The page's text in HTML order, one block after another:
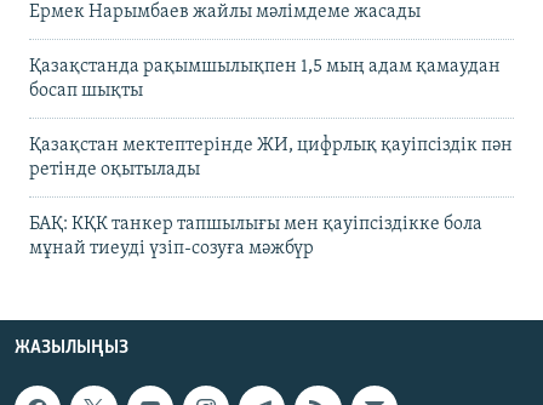
Ермек Нарымбаев жайлы мәлімдеме жасады
Қазақстанда рақымшылықпен 1,5 мың адам қамаудан
босап шықты
Қазақстан мектептерінде ЖИ, цифрлық қауіпсіздік пән
ретінде оқытылады
БАҚ: КҚК танкер тапшылығы мен қауіпсіздікке бола
мұнай тиеуді үзіп-созуға мәжбүр
ЖАЗЫЛЫҢЫЗ